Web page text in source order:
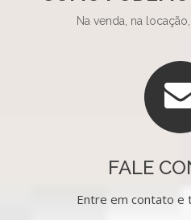
Na venda, na
FALE
Entre em contato e